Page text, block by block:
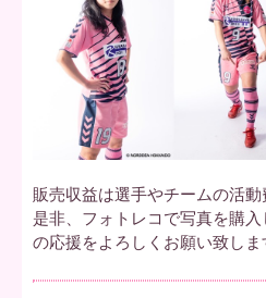
海
道
販売収益は選手やチームの活動
是非、フォトレコで写真を購
の応援をよろしくお願い致しま